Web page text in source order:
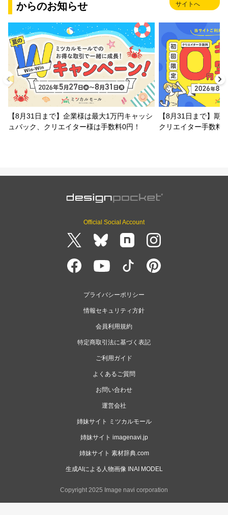
からのお知らせ
サイトへ
【8月31日まで】企業様は最大1万円キャッシ
ュバック、クリエイター様は手数料0円！
【8月31日まで】期
クリエイター手数料
Official Social Account
プライバシーポリシー
情報セキュリティ方針
会員利用規約
特定商取引法に基づく表記
ご利用ガイド
よくあるご質問
お問い合わせ
運営会社
姉妹サイト ミツカルモール
姉妹サイト imagenavi.jp
姉妹サイト 素材辞典.com
生成AIによる人物画像 INAI MODEL
Copyright 2025 Image navi corporation